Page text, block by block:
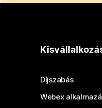
Díjszabás
Webex